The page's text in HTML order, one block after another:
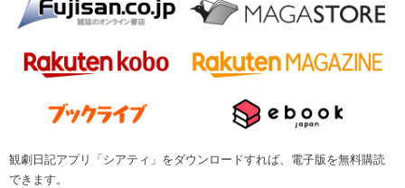
観劇日記アプリ「シアティ」をダウンロードすれば、電子版を無料購読
できます。